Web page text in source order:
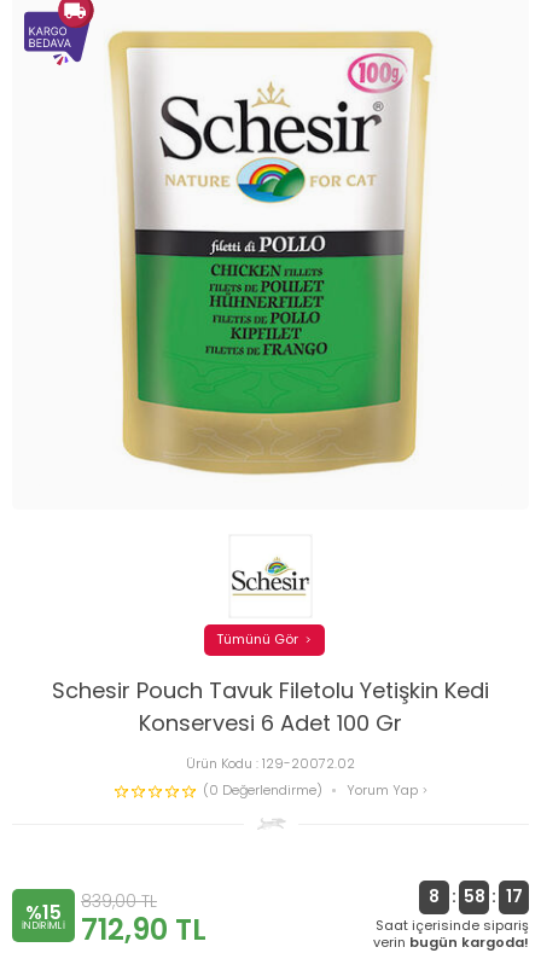
Schesir Pouch Tavuk Filetolu Yetişkin Kedi
Konservesi 6 Adet 100 Gr
Ürün Kodu :129-20072.02
(0 Değerlendirme)
Yorum Yap
Tümünü Gör
%15
INDIRIMLI
839,00TL
712,90 TL
8 : 58 : 17
Saat içerisinde sipariş
verin bugün kargoda!